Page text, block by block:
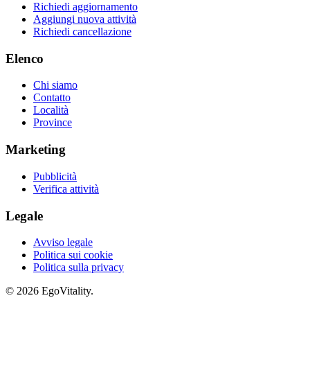
Richiedi aggiornamento
Aggiungi nuova attività
Richiedi cancellazione
Elenco
Chi siamo
Contatto
Località
Province
Marketing
Pubblicità
Verifica attività
Legale
Avviso legale
Politica sui cookie
Politica sulla privacy
© 2026 EgoVitality.